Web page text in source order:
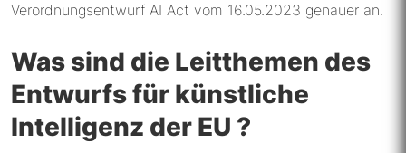
Verordnungsentwurf AI Act vom 16.05.2023 genauer an.
Was sind die Leitthemen des
Entwurfs für künstliche
Intelligenz der EU ?